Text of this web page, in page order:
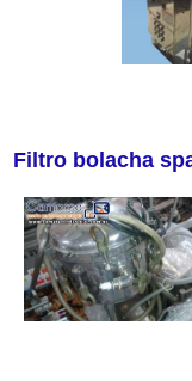
Filtro bolacha